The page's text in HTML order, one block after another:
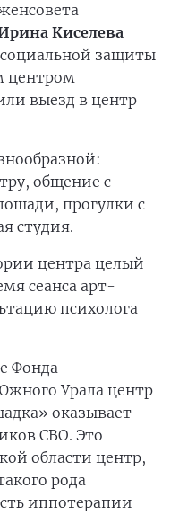
Киселева
защиты
центром
выезд в центр
общение с
прогулки с
студия.
центра целый
сеанса арт-
психолога
Фонда
Урала центр
оказывает
СВО. Это
области центр,
рода
иппотерапии